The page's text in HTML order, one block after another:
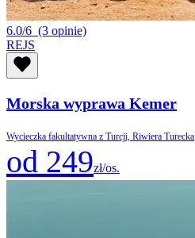
6.0/6 (3 opinie)
REJS
Morska wyprawa Kemer
Wycieczka fakultatywna z Turcji, Riwiera Turecka
od 249zł/os.